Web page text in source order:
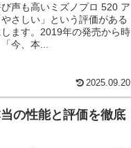
声も高いミズノプロ 520 ア
さしい」という評価がある
ます。2019年の発売から時
今、本...
2025.09.20
の性能と評価を徹底